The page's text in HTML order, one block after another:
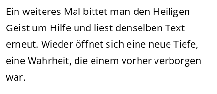
Ein weiteres Mal bittet man den Heiligen
Geist um Hilfe und liest denselben Text
erneut. Wieder öffnet sich eine neue Tiefe,
eine Wahrheit, die einem vorher verborgen
war.